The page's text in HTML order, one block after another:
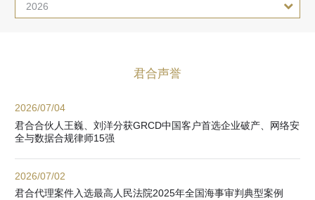
2026
君合声誉
2026/07/04
君合合伙人王巍、刘洋分获GRCD中国客户首选企业破产、网络安
全与数据合规律师15强
2026/07/02
君合代理案件入选最高人民法院2025年全国海事审判典型案例